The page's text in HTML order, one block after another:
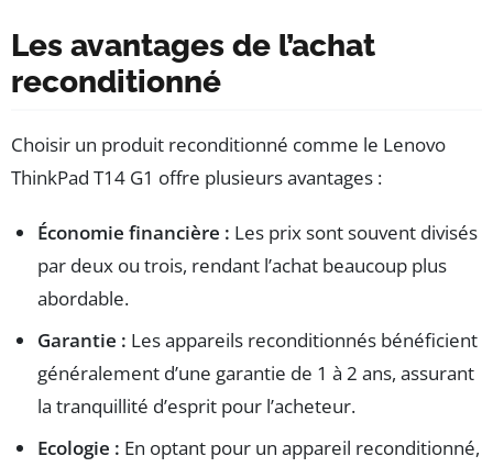
Les avantages de l’achat
reconditionné
Choisir un produit reconditionné comme le Lenovo
ThinkPad T14 G1 offre plusieurs avantages :
Économie financière : Les prix sont souvent divisés
par deux ou trois, rendant l’achat beaucoup plus
abordable.
Garantie : Les appareils reconditionnés bénéficient
généralement d’une garantie de 1 à 2 ans, assurant
la tranquillité d’esprit pour l’acheteur.
Ecologie : En optant pour un appareil reconditionné,